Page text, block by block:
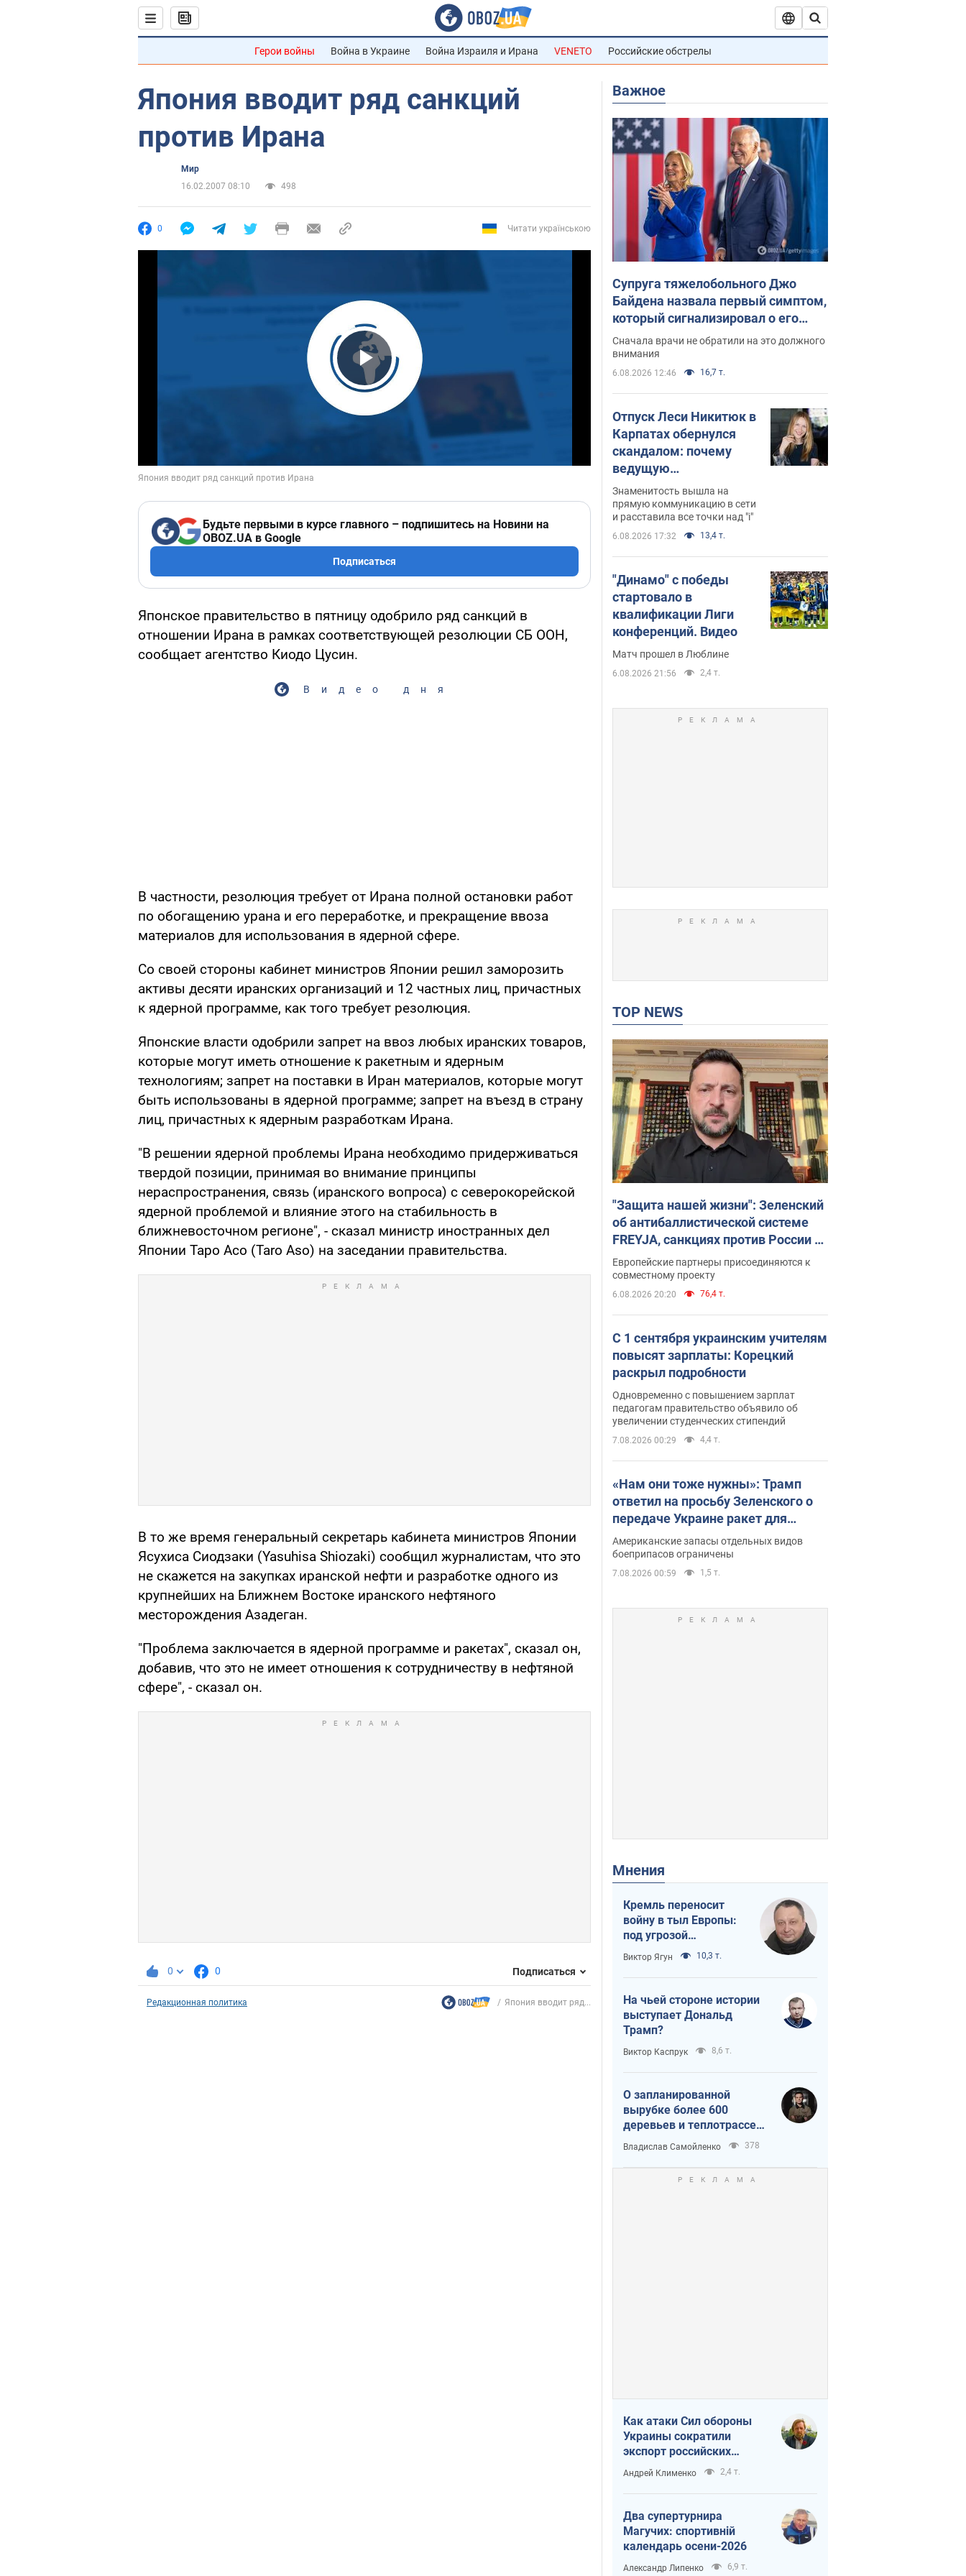
Герои войны Война в Украине Война Израиля и Ирана VENETO Российские обстрелы
Япония вводит ряд санкций
против Ирана
Мир
16.02.2007 08:10
498
0 Читати українською
Play Video
Будьте первыми в курсе главного – подпишитесь на Новини на
OBOZ.UA в Google
Подписаться
Японское правительство в пятницу одобрило ряд санкций в
отношении Ирана в рамках соответствующей резолюции СБ ООН,
сообщает агентство Киодо Цусин.
Видео дня
В частности, резолюция требует от Ирана полной остановки работ
по обогащению урана и его переработке, и прекращение ввоза
материалов для использования в ядерной сфере.
Со своей стороны кабинет министров Японии решил заморозить
активы десяти иранских организаций и 12 частных лиц, причастных
к ядерной программе, как того требует резолюция.
Японские власти одобрили запрет на ввоз любых иранских товаров,
которые могут иметь отношение к ракетным и ядерным
технологиям; запрет на поставки в Иран материалов, которые могут
быть использованы в ядерной программе; запрет на въезд в страну
лиц, причастных к ядерным разработкам Ирана.
"В решении ядерной проблемы Ирана необходимо придерживаться
твердой позиции, принимая во внимание принципы
нераспространения, связь (иранского вопроса) с северокорейской
ядерной проблемой и влияние этого на стабильность в
ближневосточном регионе", - сказал министр иностранных дел
Японии Таро Асо (Taro Aso) на заседании правительства.
В то же время генеральный секретарь кабинета министров Японии
Ясухиса Сиодзаки (Yasuhisa Shiozaki) сообщил журналистам, что это
не скажется на закупках иранской нефти и разработке одного из
крупнейших на Ближнем Востоке иранского нефтяного
месторождения Азадеган.
"Проблема заключается в ядерной программе и ракетах", сказал он,
добавив, что это не имеет отношения к сотрудничеству в нефтяной
сфере", - сказал он.
0 0 Подписаться
Редакционная политика Япония вводит ряд...
Важное
Супруга тяжелобольного Джо
Байдена назвала первый симптом,
который сигнализировал о его
"агрессивном" раке
Сначала врачи не обратили на это должного
внимания
6.08.2026 12:46 16,7 т.
Отпуск Леси Никитюк в
Карпатах обернулся
скандалом: почему
ведущую
несправедливо
захейтили
Знаменитость вышла на
прямую коммуникацию в сети
и расставила все точки над "i"
6.08.2026 17:32 13,4 т.
"Динамо" с победы
стартовало в
квалификации Лиги
конференций. Видео
Матч прошел в Люблине
6.08.2026 21:56 2,4 т.
TOP NEWS
"Защита нашей жизни": Зеленский
об антибаллистической системе
FREYJA, санкциях против России и
поддержке аграриев. Видео
Европейские партнеры присоединяются к
совместному проекту
6.08.2026 20:20 76,4 т.
С 1 сентября украинским учителям
повысят зарплаты: Корецкий
раскрыл подробности
Одновременно с повышением зарплат
педагогам правительство объявило об
увеличении студенческих стипендий
7.08.2026 00:29 4,4 т.
«Нам они тоже нужны»: Трамп
ответил на просьбу Зеленского о
передаче Украине ракет для
Patriot
Американские запасы отдельных видов
боеприпасов ограничены
7.08.2026 00:59 1,5 т.
Мнения
Кремль переносит
войну в тыл Европы:
под угрозой
критическая
логистика
Виктор Ягун 10,3 т.
На чьей стороне истории
выступает Дональд
Трамп?
Виктор Каспрук 8,6 т.
О запланированной
вырубке более 600
деревьев и теплотрассе:
что происходит на
Теремках в Киеве
Владислав Самойленко 378
Как атаки Сил обороны
Украины сократили
экспорт российских
нефтепродуктов
Андрей Клименко 2,4 т.
Два супертурнира
Магучих: спортивній
календарь осени-2026
Александр Липенко 6,9 т.